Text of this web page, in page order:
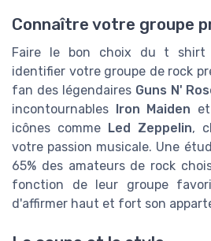
Connaître votre groupe
Faire le bon choix du t shirt
identifier votre groupe de rock
fan des légendaires Guns N'
incontournables
Iron Maiden et
icônes comme
Led Zeppelin,
votre passion musicale. Une
65% des amateurs de rock
fonction de leur groupe
d'affirmer haut et fort son